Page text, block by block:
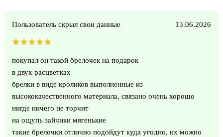
Пользователь скрыл свои данные 13.06.2026
покупал он такой брелочек на подарок
в двух расцветках
брелки в виде кроликов выполненные из
высококачественного материала, связано очень хорошо
нигде ничего не торчит
на ощупь зайчики мягенькие
такие брелочки отлично подойдут куда угодно, их можно